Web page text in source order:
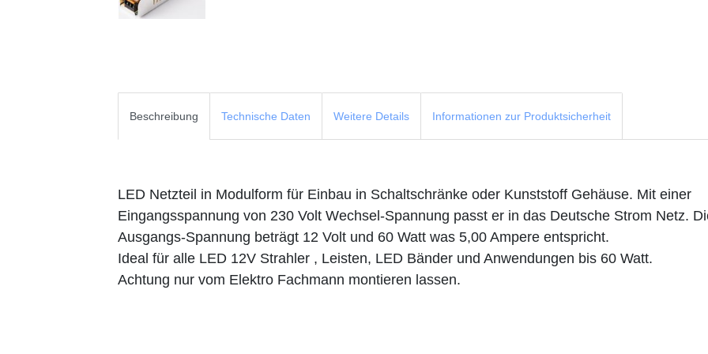
Beschreibung Technische Daten Weitere Details Informationen zur Produktsicherheit
LED Netzteil in Modulform für Einbau in Schaltschränke oder Kunststoff Gehäuse. Mit einer
Eingangsspannung von 230 Volt Wechsel-Spannung passt er in das Deutsche Strom Netz.
Ausgangs-Spannung beträgt 12 Volt und 60 Watt was 5,00 Ampere entspricht.
Ideal für alle LED 12V Strahler , Leisten, LED Bänder und Anwendungen bis 60 Watt.
Achtung nur vom Elektro Fachmann montieren lassen.